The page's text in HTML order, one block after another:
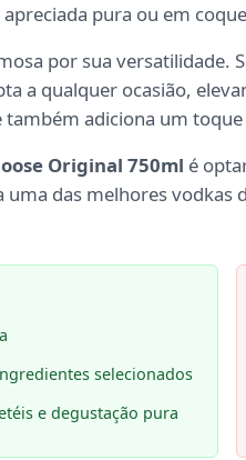
pura ou em
por sua versatilidade.
a qualquer ocasião,
adiciona um
Original 750ml é
uma das melhores
selecionados
e degustação pura